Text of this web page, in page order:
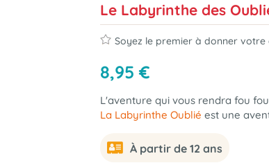
Le Labyrinthe des
Soyez le premier à donner votre
8,95 €
L'aventure qui vous rendra fou
La Labyrinthe Oublié est une
À partir de 12 ans